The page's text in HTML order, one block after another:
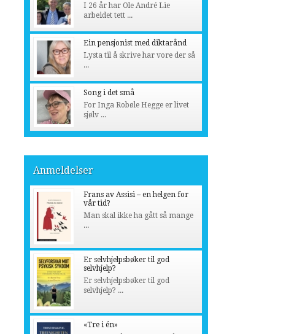
I 26 år har Ole André Lie
arbeidet tett ...
Ein pensjonist med diktarånd
Lysta til å skrive har vore der så
...
Song i det små
For Inga Robøle Hegge er livet
sjølv ...
Anmeldelser
Frans av Assisi – en helgen for
vår tid?
Man skal ikke ha gått så mange
...
Er selvhjelpsbøker til god
selvhjelp?
Er selvhjelpsbøker til god
selvhjelp? ...
«Tre i én»